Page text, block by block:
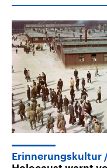
Erinnerungskultur